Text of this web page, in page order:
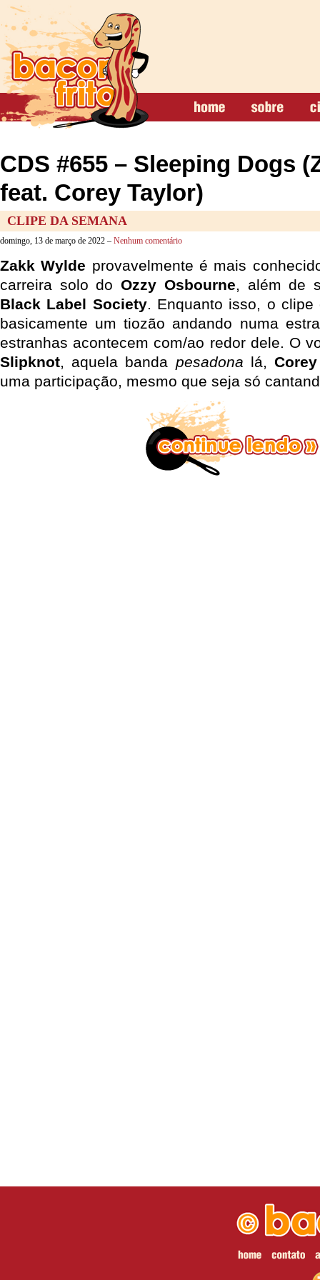
CDS #655 – Sleeping Dogs
feat. Corey Taylor)
CLIPE DA SEMANA
domingo, 13 de março de 2022 – Nenhum comentário
Zakk Wylde provavelmente é mais
carreira solo doOzzy Osbourne, além de
Black Label Society. Enquanto isso, o
basicamente um tiozão andando numa
estranhas acontecem com/ao redor dele. O
Slipknot, aquela banda pesadona lá,
uma participação, mesmo que seja só